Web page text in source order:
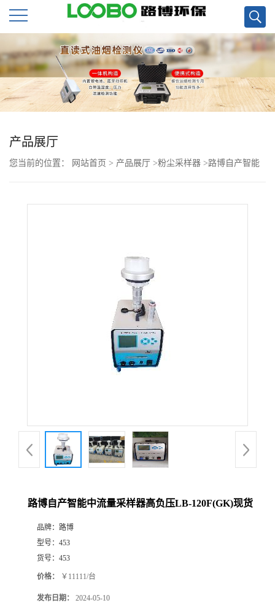
公
司
首
页
公
品
厅
产品展厅
您当前的位置： 网站首页 > 产品展厅 >粉尘采样器 >路博自产智能
路博自产智能中流量采样器高负压LB-120F(GK)现货
品牌： 路博
型号： 453
货号： 453
价格： ￥11111/台
发布日期： 2024-05-10